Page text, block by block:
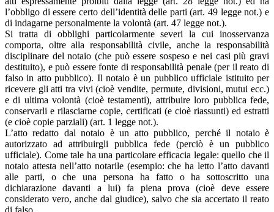
l’obbligo di essere certo dell’identità delle parti (art. 49 legge not.) e
di indagarne personalmente la volontà (art. 47 legge not.).
Si tratta di obblighi particolarmente severi la cui inosservanza
comporta, oltre alla responsabilità civile, anche la responsabilità
disciplinare del notaio (che può essere sospeso e nei casi più gravi
destituito), e può essere fonte di responsabilità penale (per il reato di
falso in atto pubblico). Il notaio è un pubblico ufficiale istituito per
ricevere gli atti tra vivi (cioè vendite, permute, divisioni, mutui ecc.)
e di ultima volontà (cioè testamenti), attribuire loro pubblica fede,
conservarli e rilasciarne copie, certificati (e cioè riassunti) ed estratti
(e cioè copie parziali) (art. 1 legge not.).
L’atto redatto dal notaio è un atto pubblico, perché il notaio è
autorizzato ad attribuirgli pubblica fede (perciò è un pubblico
ufficiale). Come tale ha una particolare efficacia legale: quello che il
notaio attesta nell’atto notarile (esempio: che ha letto l’atto davanti
alle parti, o che una persona ha fatto o ha sottoscritto una
dichiarazione davanti a lui) fa piena prova (cioè deve essere
considerato vero, anche dal giudice), salvo che sia accertato il reato